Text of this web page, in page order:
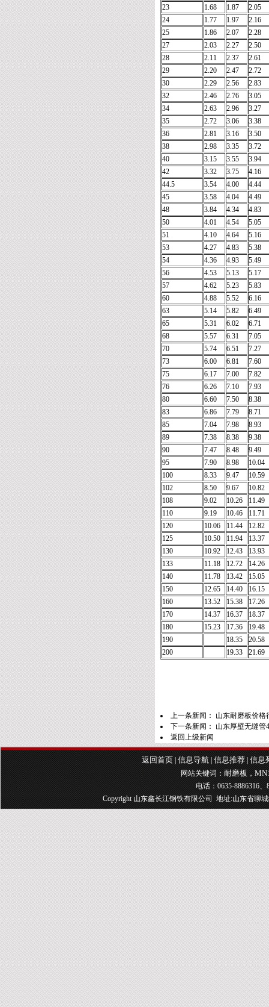
23
1.68 1.87
2.05
24
1.77 1.97
2.16
25
1.86 2.07
2.28
27
2.03 2.27
2.50
28
2.11 2.37
2.61
29
2.20 2.47
2.72
30
2.29 2.56
2.83
32
2.46 2.76
3.05
34
2.63 2.96
3.27
35
2.72 3.06
3.38
36
2.81 3.16
3.50
38
2.98 3.35
3.72
40
3.15 3.55
3.94
42
3.32 3.75
4.16
44.5
3.54 4.00
4.44
45
3.58 4.04
4.49
48
3.84 4.34
4.83
50
4.01 4.54
5.05
51
4.10 4.64
5.16
53
4.27 4.83
5.38
54
4.36 4.93
5.49
56
4.53 5.13
5.17
57
4.62 5.23
5.83
60
4.88 5.52
6.16
63
5.14 5.82
6.49
65
5.31 6.02
6.71
68
5.57 6.31
7.05
70
5.74 6.51
7.27
73
6.00 6.81
7.60
75
6.17 7.00
7.82
76
6.26 7.10
7.93
80
6.60 7.50
8.38
83
6.86 7.79
8.71
85
7.04 7.98
8.93
89
7.38 8.38
9.38
90
7.47 8.48
9.49
95
7.90 8.98
10.04
100
8.33 9.47
10.59
102
8.50 9.67
10.82
108
9.02 10.26
11.49
110
9.19 10.46
11.71
120
10.06 11.44
12.82
125
10.50 11.94
13.37
130
10.92 12.43
13.93
133
11.18 12.72
14.26
140
11.78 13.42
15.05
150
12.65 14.40
16.15
160
13.52 15.38
17.26
170
14.37 16.37
18.37
180
15.23 17.36
19.48
190
18.35
20.58
200
19.33 21.69
上一条新闻：
山东耐磨板价格
下一条新闻：
山东厚壁无缝
返回上级新闻
返回首页|信息导航|信息推荐|信息
网站关键词：耐磨板，
电话：0635-8886316
Copyright 山东鑫长江钢铁有限公司 地址:山东省聊